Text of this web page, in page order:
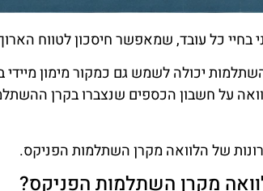
בחיי כל עובד, שמאפשר חיסכון לטווח
יכולה לשמש גם כמקור מימון מיידי
על חשבון הכספים שנצברו בקרן
של הלוואה מקרן השתלמות הפניקס.
מקרן השתלמות הפניקס?